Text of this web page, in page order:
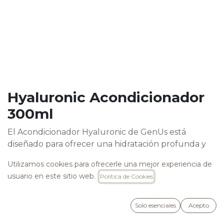
Hyaluronic Acondicionador
300ml
El Acondicionador Hyaluronic de GenUs está
diseñado para ofrecer una hidratación profunda y
Enriquecido con ácido hialurónico, su fórmula
profesional nutre y repara el cabello, ayudando a
Utilizamos cookies para ofrecerle una mejor experiencia de
usuario en este sitio web.
Política de Cookies
Solo esenciales Acepto